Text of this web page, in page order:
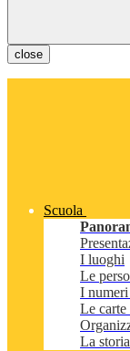
close
Scuola
I luoghi
Le
I numeri
Le carte
La storia